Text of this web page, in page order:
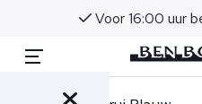
Voor 16:00 uur